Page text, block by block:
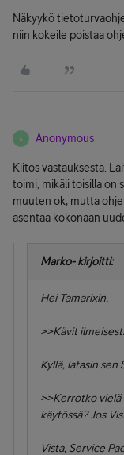
Näkyykö
niin kokeile poistaa
A Anonymous
Kiitos vastauksesta.
toimi, mikäli toisilla on
muuten ok, mutta
asentaa kokonaan
Marko- kirjoitti:
Hei Tamarixin,
>>Kävit
Kyllä, latasin sen
>>Kerrotko vielä
käytössä? Jos
Vista, Service